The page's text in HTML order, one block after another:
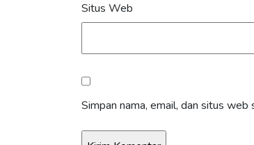
Situs Web
Simpan nama, email, dan situs